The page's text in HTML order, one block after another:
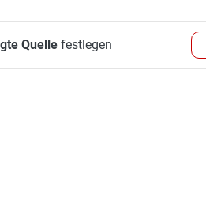
Quellefestlegen